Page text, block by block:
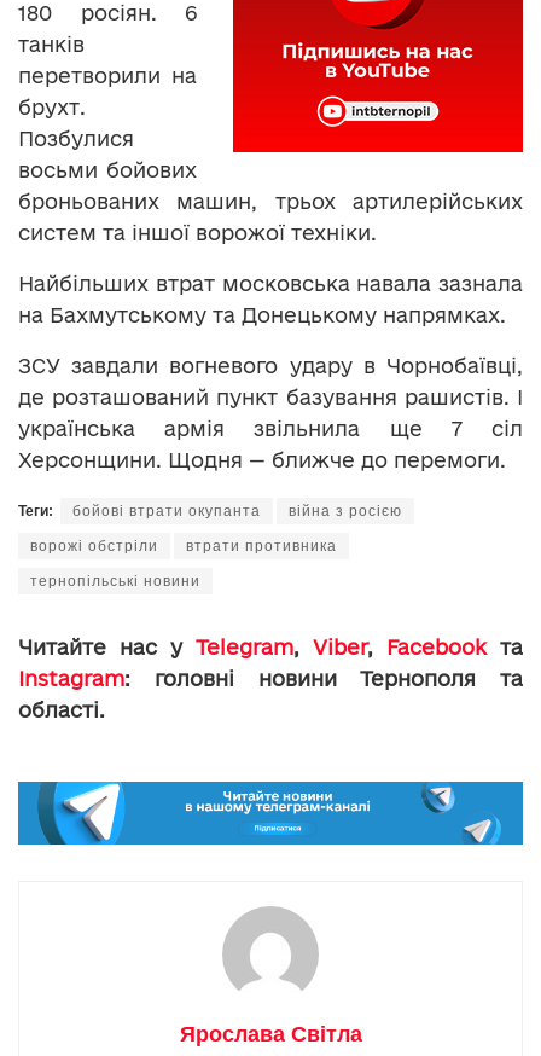
180 росіян. 6
танків
перетворили на
брухт.
Позбулися
восьми бойових
броньованих машин, трьох артилерійських
систем та іншої ворожої техніки.
Найбільших втрат московська навала зазнала
на Бахмутському та Донецькому напрямках.
ЗСУ завдали вогневого удару в Чорнобаївці,
де розташований пункт базування рашистів. І
українська армія звільнила ще 7 сіл
Херсонщини. Щодня — ближче до перемоги.
Теги: бойові втрати окупанта війна з росією
ворожі обстріли втрати противника
тернопільські новини
Читайте нас у Telegram, Viber, Facebookта
Instagram: головні новини Тернополя та
області.
Ярослава Світла